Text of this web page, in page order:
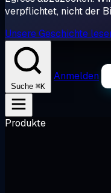
verpflichtet, nicht der
Unsere Geschichte
Suche ⌘K
Anmelden
Produkte